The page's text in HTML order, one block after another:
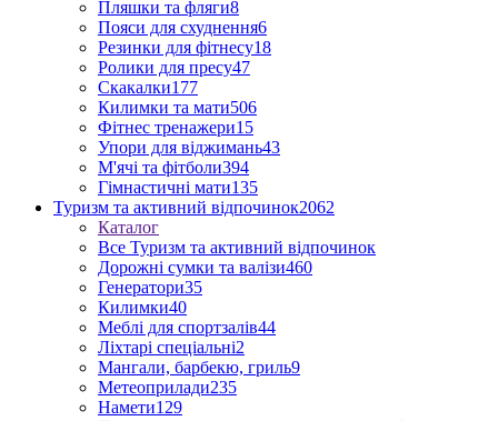
Пляшки та фляги8
Пояси для схуднення6
Резинки для фітнесу18
Ролики для пресу47
Скакалки177
Килимки та мати506
Фітнес тренажери15
Упори для віджимань43
М'ячі та фітболи394
Гімнастичні мати135
Туризм та активний відпочинок2062
Каталог
Все Туризм та активний відпочинок
Дорожні сумки та валізи460
Генератори35
Килимки40
Меблі для спортзалів44
Ліхтарі спеціальні2
Мангали, барбекю, гриль9
Метеоприлади235
Намети129